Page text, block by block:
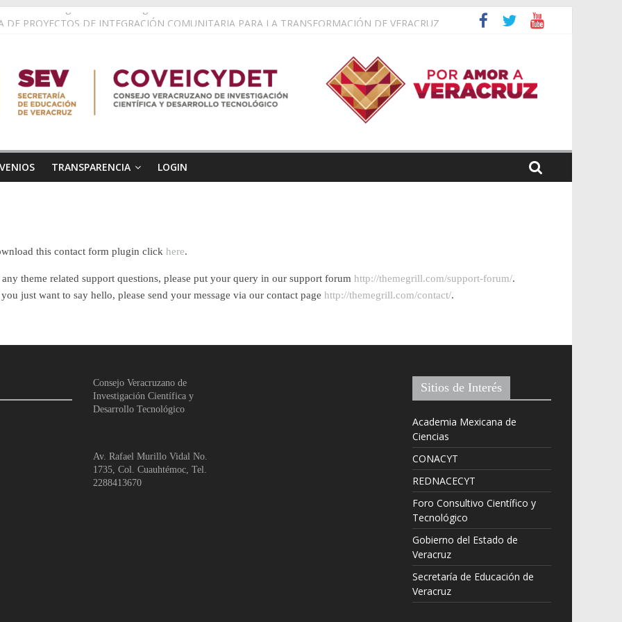
de Investigadoras e Investigadores 2.0
DE PROYECTOS DE INTEGRACIÓN COMUNITARIA PARA LA TRANSFORMACIÓN DE VERACRUZ
entidad con mayor representación en el Campamento de Empoderamiento Científico del INAOE
PARA EL FORTALECIMIENTO DE ACTIVIDADESCIENTÍFICAS 2026.
TRANSPARENCIA LOGIN
this contact form plugin click here.
theme related support questions, please put your query in our support forum http://themegrill.com/support-forum/.
just want to say hello, please send your message via our contact page http://themegrill.com/contact/.
Consejo Veracruzano de
Investigación Científica y
Desarrollo Tecnológico
Av. Rafael Murillo Vidal No.
1735, Col. Cuauhtémoc, Tel.
2288413670
Sitios de Interés
Academia Mexicana de
Ciencias
CONACYT
REDNACECYT
Foro Consultivo Científico y
Tecnológico
Gobierno del Estado de
Veracruz
Secretaría de Educación de
Veracruz